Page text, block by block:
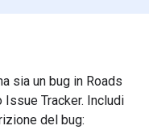
sia un bug in Roads
Tracker. Includi
del bug: